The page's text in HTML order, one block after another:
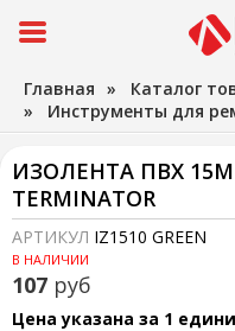
Главная » Каталог
» Инструменты для
ИЗОЛЕНТА ПВХ
TERMINATOR
АРТИКУЛ IZ1510 GREEN
В НАЛИЧИИ
107 руб
Цена указана за 1